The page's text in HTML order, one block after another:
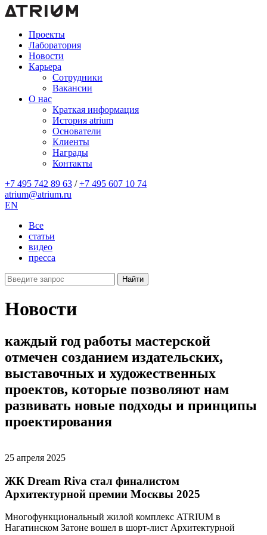
Проекты
Лаборатория
Новости
Карьера
Сотрудники
Вакансии
О нас
Краткая информация
История atrium
Основатели
Клиенты
Награды
Контакты
+7 495 742 89 63 / +7 495 607 10 74
atrium@atrium.ru
EN
Все
статьи
видео
пресса
Найти
Новости
каждый год работы мастерской
отмечен созданием издательских,
выставочных и художественных
проектов, которые позволяют нам
развивать новые подходы и принципы
проектирования
25 апреля 2025
ЖК Dream Riva стал финалистом
Архитектурной премии Москвы 2025
Многофункциональный жилой комплекс ATRIUM в
Нагатинском Затоне вошел в шорт-лист Архитектурной